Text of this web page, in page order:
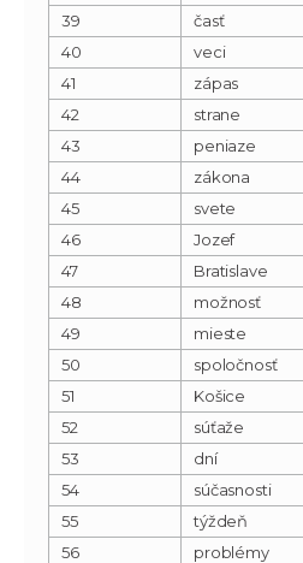
39
časť
40
veci
41
zápas
42
strane
43
peniaze
44
zákona
45
svete
46
Jozef
47
Bratislave
48
možnosť
49
mieste
50
spoločnosť
51
Košice
52
súťaže
53
dní
54
súčasnosti
55
týždeň
56
problémy